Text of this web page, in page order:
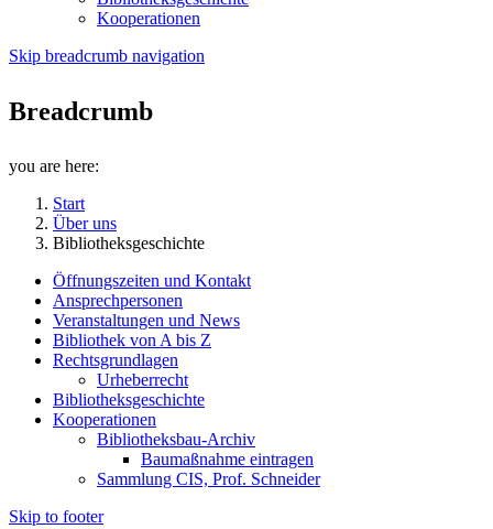
Kooperationen
Skip breadcrumb navigation
Breadcrumb
you are here:
Start
Über uns
Bibliotheksgeschichte
Öffnungszeiten und Kontakt
Ansprechpersonen
Veranstaltungen und News
Bibliothek von A bis Z
Rechtsgrundlagen
Urheberrecht
Bibliotheksgeschichte
Kooperationen
Bibliotheksbau-Archiv
Baumaßnahme eintragen
Sammlung CIS, Prof. Schneider
Skip to footer